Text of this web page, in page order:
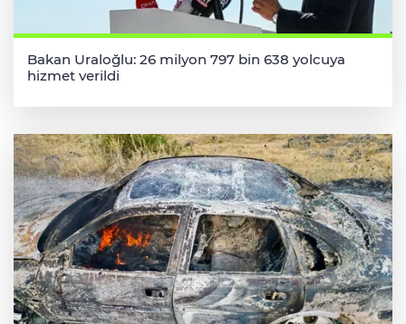
Bakan Uraloğlu: 26 milyon 797 bin 638 yolcuya
hizmet verildi